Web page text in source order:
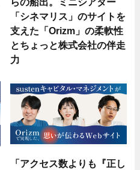
「シネマリス」のサイトを
支えた「Orizm」の柔軟性
とちょっと株式会社の伴走
力
「アクセス数よりも『正し